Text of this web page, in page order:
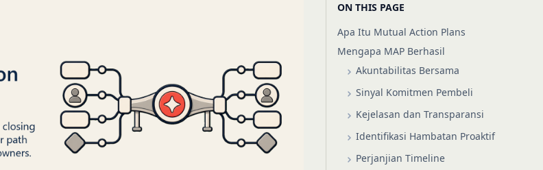
ON THIS PAGE
Apa Itu Mutual Action Plans
Mengapa MAP Berhasil
Akuntabilitas Bersama
Sinyal Komitmen Pembeli
Kejelasan dan Transparansi
Identifikasi Hambatan Proaktif
Perjanjian Timeline